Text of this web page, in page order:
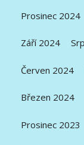
Prosinec 2024
Září 2024
Červen 2024
Březen 2024
Prosinec 2023